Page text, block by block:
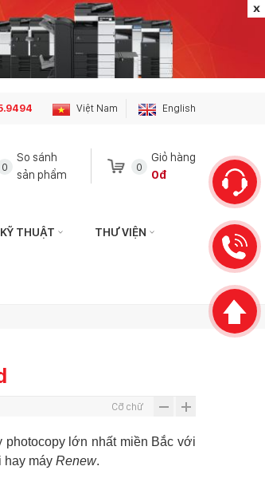
Việt Nam English
0
So sánh
sản phẩm
0
Giỏ hàng
0đ
THUẬT THƯ VIỆN
Cỡ chữ
photocopy lớn nhất miền Bắc với
hay máy Renew.
hotro.copierphuson@gmail.com